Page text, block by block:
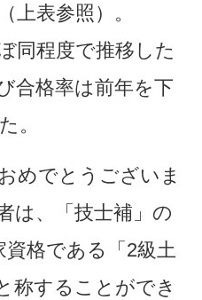
上表参照）。
同程度で推移した
合格率は前年を下
。
めでとうございま
は、「技士補」の
格である「2級土
称することができ